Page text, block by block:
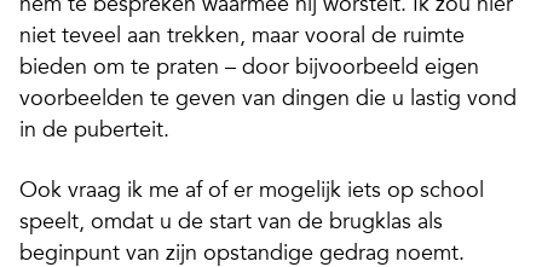
niet teveel aan trekken, maar vooral de ruimte
bieden om te praten – door bijvoorbeeld eigen
voorbeelden te geven van dingen die u lastig vond
in de puberteit.
Ook vraag ik me af of er mogelijk iets op school
speelt, omdat u de start van de brugklas als
beginpunt van zijn opstandige gedrag noemt.